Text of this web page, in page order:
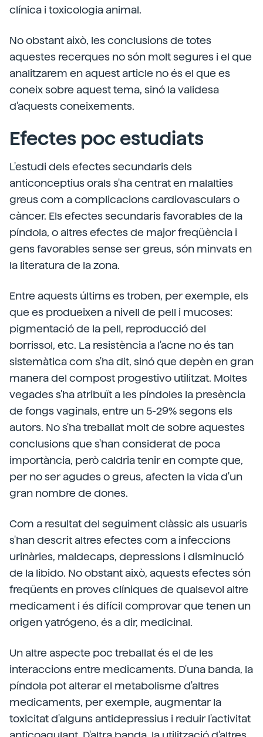
clínica i toxicologia animal.
No obstant això, les conclusions de totes
aquestes recerques no són molt segures i el que
analitzarem en aquest article no és el que es
coneix sobre aquest tema, sinó la validesa
d'aquests coneixements.
Efectes poc estudiats
L'estudi dels efectes secundaris dels
anticonceptius orals s'ha centrat en malalties
greus com a complicacions cardiovasculars o
càncer. Els efectes secundaris favorables de la
píndola, o altres efectes de major freqüència i
gens favorables sense ser greus, són minvats en
la literatura de la zona.
Entre aquests últims es troben, per exemple, els
que es produeixen a nivell de pell i mucoses:
pigmentació de la pell, reproducció del
borrissol, etc. La resistència a l'acne no és tan
sistemàtica com s'ha dit, sinó que depèn en gran
manera del compost progestivo utilitzat. Moltes
vegades s'ha atribuït a les píndoles la presència
de fongs vaginals, entre un 5-29% segons els
autors. No s'ha treballat molt de sobre aquestes
conclusions que s'han considerat de poca
importància, però caldria tenir en compte que,
per no ser agudes o greus, afecten la vida d'un
gran nombre de dones.
Com a resultat del seguiment clàssic als usuaris
s'han descrit altres efectes com a infeccions
urinàries, maldecaps, depressions i disminució
de la libido. No obstant això, aquests efectes són
freqüents en proves clíniques de qualsevol altre
medicament i és difícil comprovar que tenen un
origen yatrógeno, és a dir, medicinal.
Un altre aspecte poc treballat és el de les
interaccions entre medicaments. D'una banda, la
píndola pot alterar el metabolisme d'altres
medicaments, per exemple, augmentar la
toxicitat d'alguns antidepressius i reduir l'activitat